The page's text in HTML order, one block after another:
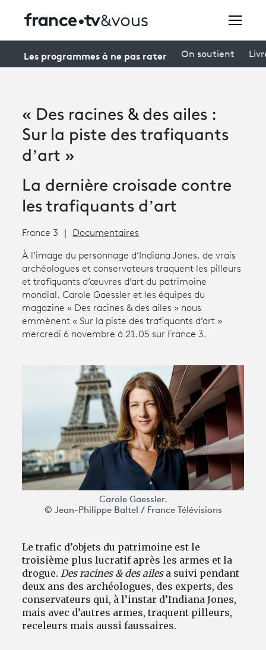
connexion
Avantages fidélité
À la une
Participer et assister à une émission
À votre écoute
Productions et innovation
Programme tv
Les programmes à ne pas rater On soutient
« Des racines & des ailes :
Sur la piste des trafiquants
d’art »
La dernière croisade contre
les trafiquants d’art
France 3 Documentaires
À l’image du personnage d’Indiana Jones, de vrais
archéologues et conservateurs traquent les pilleurs
et trafiquants d’œuvres d’art du patrimoine
mondial. Carole Gaessler et les équipes du
magazine « Des racines & des ailes » nous
emmènent « Sur la piste des trafiquants d’art »
mercredi 6 novembre à 21.05 sur France 3.
Carole Gaessler.
© Jean-Philippe Baltel / France Télévisions
Le trafic d’objets du patrimoine est le
troisième plus lucratif après les armes et la
drogue. Des racines & des ailes a suivi pendant
deux ans des archéologues, des experts, des
conservateurs qui, à l’instar d’Indiana Jones,
mais avec d’autres armes, traquent pilleurs,
receleurs mais aussi faussaires.